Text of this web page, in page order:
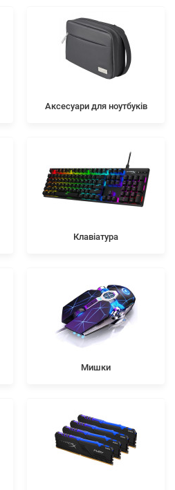
Аксесуари для ноутбуків
Клавіатура
Мишки